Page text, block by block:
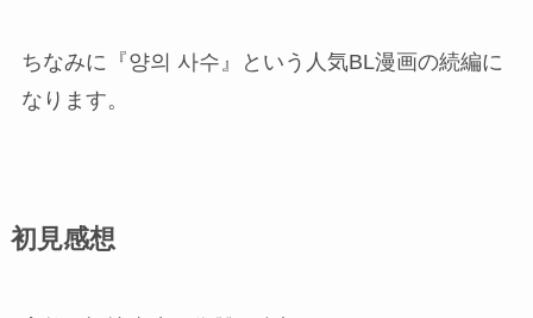
ちなみに『양의 사수』という人気BL漫画の続編に
なります。
初見感想